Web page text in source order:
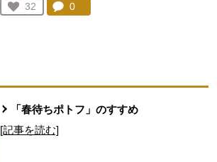
お気に入り登録：
32
人が登録
コメント：
0
「春待ちポトフ」のすすめ
[記事を読む]